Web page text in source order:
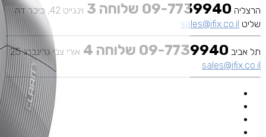
הרצליה 09-7739940 שלוחה 3
וינגייט 42, כיכר דה
שליט sales@ifix.co.il
תל אביב 09-7739940 שלוחה 4
אורי צבי גרינברג 25
sales@ifix.co.il